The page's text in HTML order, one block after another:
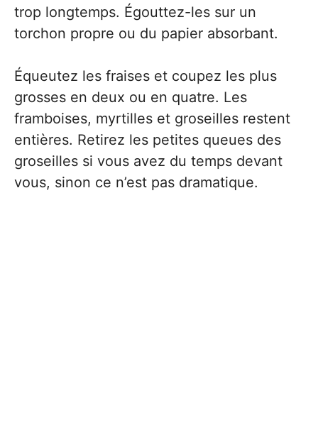
trop longtemps. Égouttez-les sur un
torchon propre ou du papier absorbant.
Équeutez les fraises et coupez les plus
grosses en deux ou en quatre. Les
framboises, myrtilles et groseilles restent
entières. Retirez les petites queues des
groseilles si vous avez du temps devant
vous, sinon ce n’est pas dramatique.